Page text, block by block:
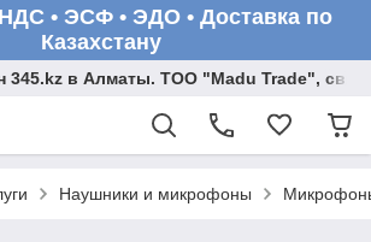
• ЭСФ • ЭДО • Доставка по
Казахстану
345.kz в Алматы. ТОО "Madu Trade",
Наушники и микрофоны